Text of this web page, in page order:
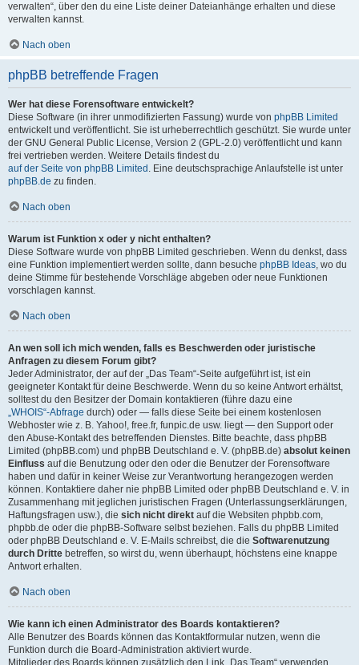
verwalten“, über den du eine Liste deiner Dateianhänge erhalten und diese
verwalten kannst.
Nach oben
phpBB betreffende Fragen
Wer hat diese Forensoftware entwickelt?
Diese Software (in ihrer unmodifizierten Fassung) wurde von phpBB Limited
entwickelt und veröffentlicht. Sie ist urheberrechtlich geschützt. Sie wurde unter
der GNU General Public License, Version 2 (GPL-2.0) veröffentlicht und kann
frei vertrieben werden. Weitere Details findest du
auf der Seite von phpBB Limited . Eine deutschsprachige Anlaufstelle ist unter
phpBB.de zu finden.
Nach oben
Warum ist Funktion x oder y nicht enthalten?
Diese Software wurde von phpBB Limited geschrieben. Wenn du denkst, dass
eine Funktion implementiert werden sollte, dann besuche phpBB Ideas, wo du
deine Stimme für bestehende Vorschläge abgeben oder neue Funktionen
vorschlagen kannst.
Nach oben
An wen soll ich mich wenden, falls es Beschwerden oder juristische
Anfragen zu diesem Forum gibt?
Jeder Administrator, der auf der „Das Team“-Seite aufgeführt ist, ist ein
geeigneter Kontakt für deine Beschwerde. Wenn du so keine Antwort erhältst,
solltest du den Besitzer der Domain kontaktieren (führe dazu eine
„WHOIS“-Abfrage durch) oder — falls diese Seite bei einem kostenlosen
Webhoster wie z. B. Yahoo!, free.fr, funpic.de usw. liegt — den Support oder
den Abuse-Kontakt des betreffenden Dienstes. Bitte beachte, dass phpBB
Limited (phpBB.com) und phpBB Deutschland e. V. (phpBB.de) absolut keinen
Einfluss auf die Benutzung oder den oder die Benutzer der Forensoftware
haben und dafür in keiner Weise zur Verantwortung herangezogen werden
können. Kontaktiere daher nie phpBB Limited oder phpBB Deutschland e. V. in
Zusammenhang mit jeglichen juristischen Fragen (Unterlassungserklärungen,
Haftungsfragen usw.), die sich nicht direkt auf die Websiten phpbb.com,
phpbb.de oder die phpBB-Software selbst beziehen. Falls du phpBB Limited
oder phpBB Deutschland e. V. E-Mails schreibst, die die Softwarenutzung
durch Dritte betreffen, so wirst du, wenn überhaupt, höchstens eine knappe
Antwort erhalten.
Nach oben
Wie kann ich einen Administrator des Boards kontaktieren?
Alle Benutzer des Boards können das Kontaktformular nutzen, wenn die
Funktion durch die Board-Administration aktiviert wurde.
Mitglieder des Boards können zusätzlich den Link „Das Team“ verwenden.